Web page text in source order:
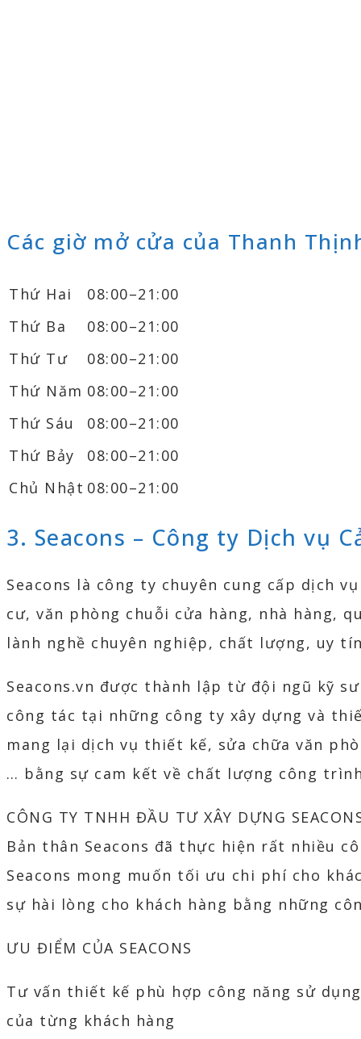
Các giờ mở cửa của Thanh
Thứ Hai
08:00–21:00
Thứ Ba
08:00–21:00
Thứ Tư
08:00–21:00
Thứ Năm 08:00–21:00
Thứ Sáu
08:00–21:00
Thứ Bảy
08:00–21:00
Chủ Nhật 08:00–21:00
3. Seacons – Công ty Dịch vụ
Seacons là công ty chuyên cung cấp dịch
cư, văn phòng chuỗi cửa hàng, nhà hàng,
lành nghề chuyên nghiệp, chất lượng, uy
Seacons.vn được thành lập từ đội ngũ kỹ
công tác tại những công ty xây dựng và
mang lại dịch vụ thiết kế, sửa chữa văn
… bằng sự cam kết về chất lượng công
CÔNG TY TNHH ĐẦU TƯ XÂY DỰNG
Bản thân Seacons đã thực hiện rất nhiều
Seacons mong muốn tối ưu chi phí cho
sự hài lòng cho khách hàng bằng những
ƯU ĐIỂM CỦA SEACONS
Tư vấn thiết kế phù hợp công năng sử
của từng khách hàng